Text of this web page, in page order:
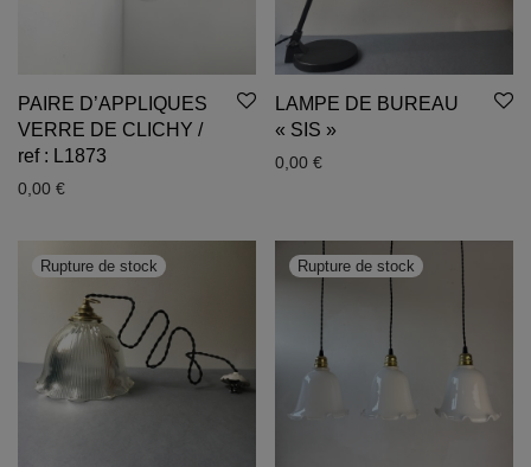
PAIRE D’APPLIQUES
VERRE DE CLICHY /
ref : L1873
0,00 €
LAMPE DE BUREAU
« SIS »
0,00 €